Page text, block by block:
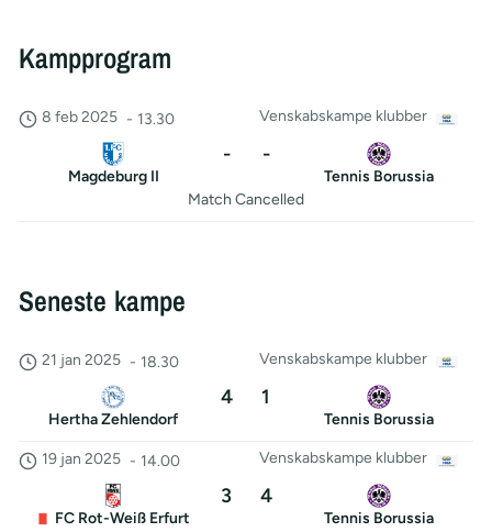
Kampprogram
Venskabskampe klubber
8 feb 2025 - 13.30
Magdeburg II
- -
Tennis Borussia
Match Cancelled
Seneste kampe
Venskabskampe klubber
21 jan 2025 - 18.30
Hertha Zehlendorf
4 1
Tennis Borussia
Venskabskampe klubber
19 jan 2025 - 14.00
FC Rot-Weiß Erfurt
3 4
Tennis Borussia